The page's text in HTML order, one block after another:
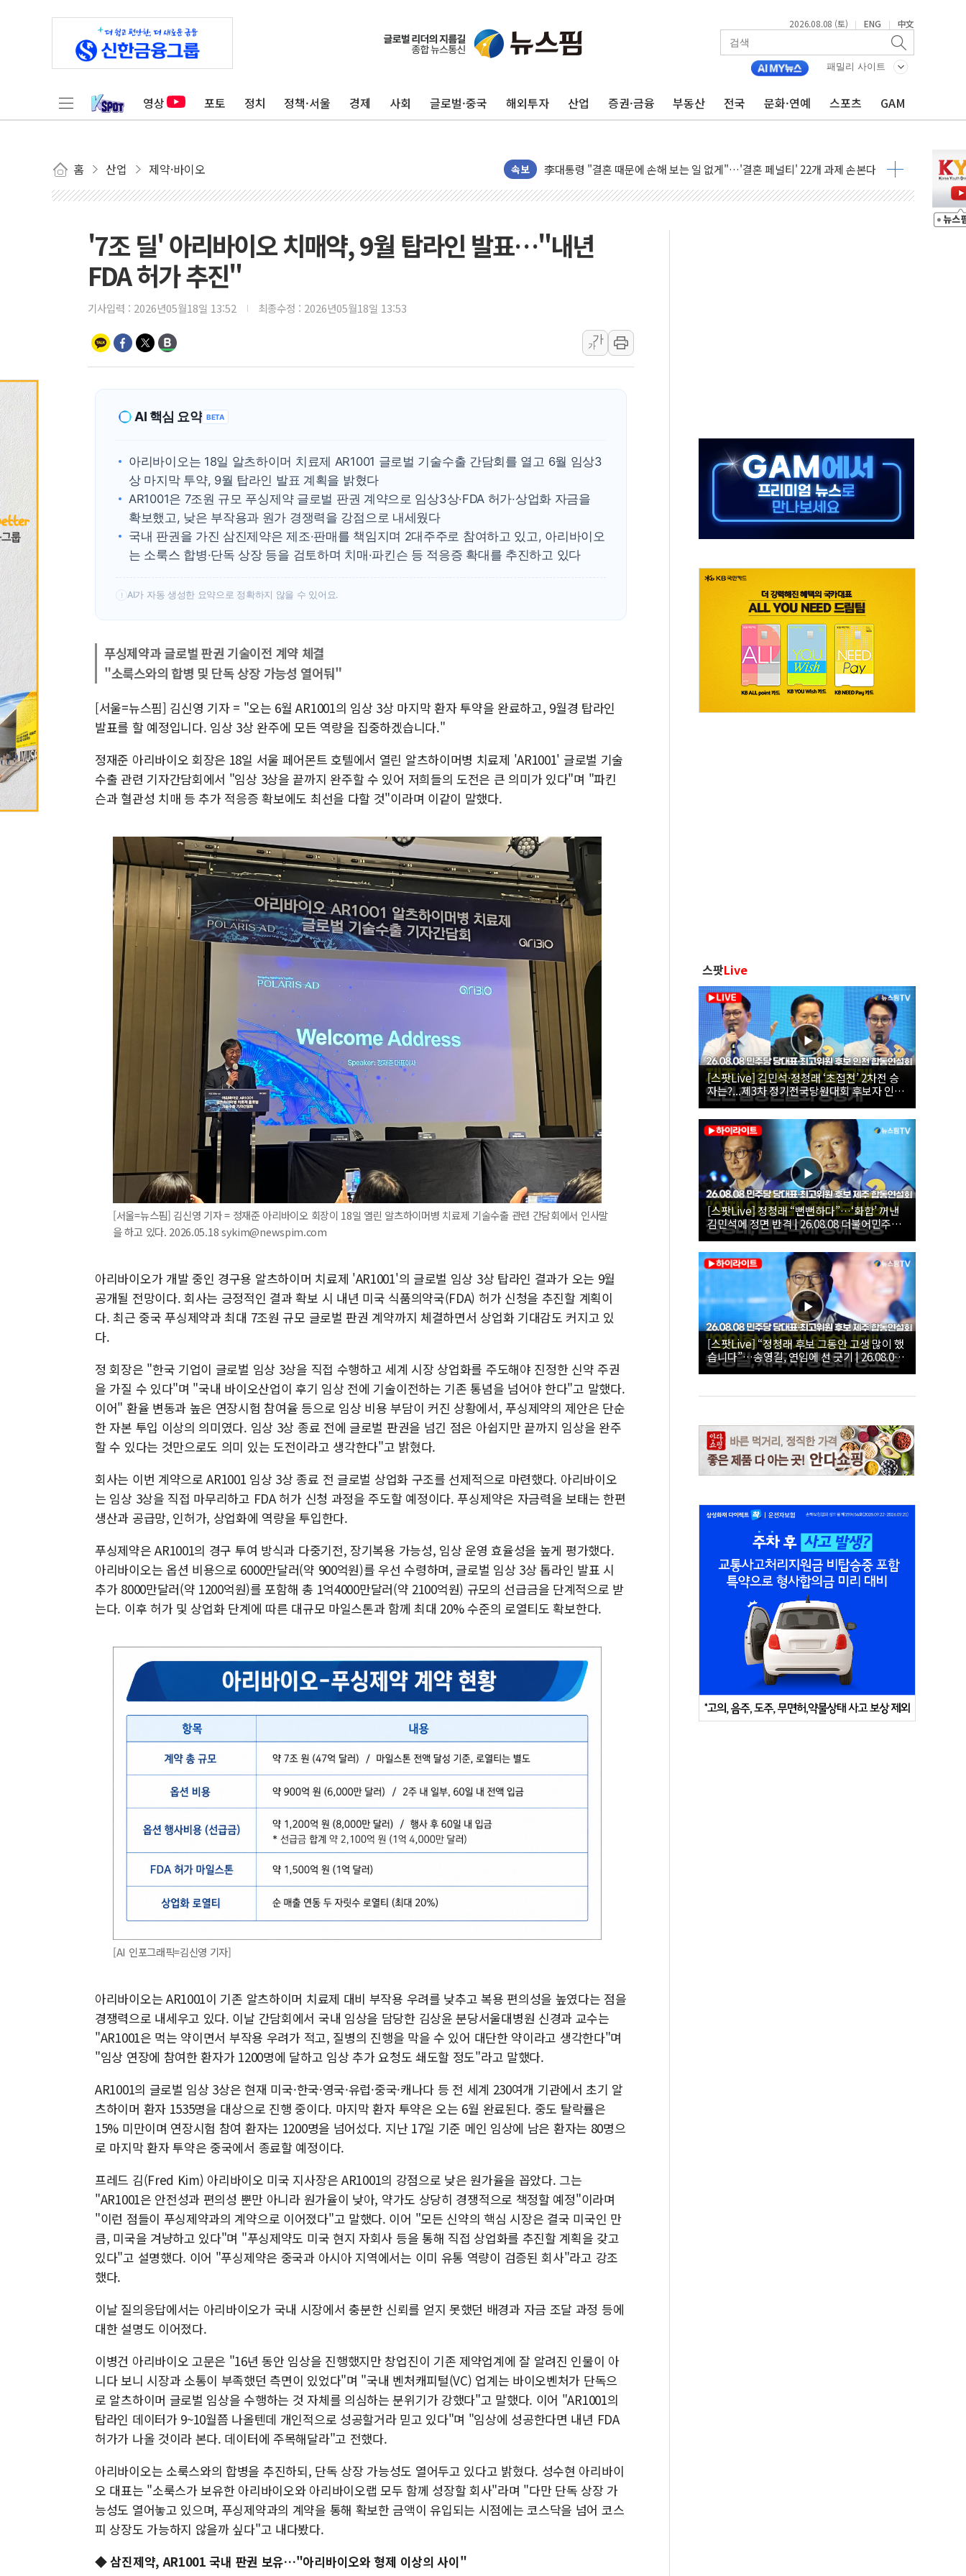
2026.08.08 (토) | ENG | 中文
패밀리 사이트
영상 포토 정치 정책·서울 경제 사회 글로벌·중국 해외투자 산업 증권·금융 부동산 전국 문화·연예 스포츠 GAM
홈 산업 제약·바이오 속보
이번주 국내 주요 금융일정(8.10~8.14)
美, 이란전 출구전략 만지작…공습 한계·탄약 부족 현실화
폐기물 수거하다 참변…60대 환경미화원 수거차에 치여 사망
서울 중랑구 주택가서 흉기 난동…60대 남성 2명 숨져
여수 오동도 인근 해상서 모터보트 전복…1명 사망·1명 실종
추미애, '위안부' 피해자 기림의 날 참석..."국제적 시민 연대로 목소리 내야"
인천서 말다툼 중 어머니 흉기 살해 10대 아들 체포
'화합' 꺼낸 김민석에 '뻔뻔' 받아친 정청래…제주 연설서 신경전 고조
中 전방위 아파트 부양, 수도 베이징도 부동산 규제 철폐
인제 용대리 계곡서 수위 상승으로 피서객 7명 고립…전원 구조
폭염에 車 운전면허 기능시험 오전 집중 편성…체감온도 38도 넘으면 중단
'7조 딜' 아리바이오 치매약, 9월 탑라인 발표…"내년
FDA 허가 추진"
기사입력 : 2026년05월18일 13:52 최종수정 : 2026년05월18일 13:53
가
가
AI 핵심 요약 BETA
아리바이오는 18일 알츠하이머 치료제 AR1001 글로벌 기술수출 간담회를 열고 6월 임상3
상 마지막 투약, 9월 탑라인 발표 계획을 밝혔다
AR1001은 7조원 규모 푸싱제약 글로벌 판권 계약으로 임상3상·FDA 허가·상업화 자금을
확보했고, 낮은 부작용과 원가 경쟁력을 강점으로 내세웠다
국내 판권을 가진 삼진제약은 제조·판매를 책임지며 2대주주로 참여하고 있고, 아리바이오
는 소룩스 합병·단독 상장 등을 검토하며 치매·파킨슨 등 적응증 확대를 추진하고 있다
! AI가 자동 생성한 요약으로 정확하지 않을 수 있어요.
푸싱제약과 글로벌 판권 기술이전 계약 체결
"소룩스와의 합병 및 단독 상장 가능성 열어둬"
[서울=뉴스핌] 김신영 기자 = "오는 6월 AR1001의 임상 3상 마지막 환자 투약을 완료하고, 9월경 탑라인
발표를 할 예정입니다. 임상 3상 완주에 모든 역량을 집중하겠습니다."
정재준 아리바이오 회장은 18일 서울 페어몬트 호텔에서 열린 알츠하이머병 치료제 'AR1001' 글로벌 기술
수출 관련 기자간담회에서 "임상 3상을 끝까지 완주할 수 있어 저희들의 도전은 큰 의미가 있다"며 "파킨
슨과 혈관성 치매 등 추가 적응증 확보에도 최선을 다할 것"이라며 이같이 말했다.
[서울=뉴스핌] 김신영 기자 = 정재준 아리바이오 회장이 18일 열린 알츠하이머병 치료제 기술수출 관련 간담회에서 인사말
을 하고 있다. 2026.05.18 sykim@newspim.com
아리바이오가 개발 중인 경구용 알츠하이머 치료제 'AR1001'의 글로벌 임상 3상 탑라인 결과가 오는 9월
공개될 전망이다. 회사는 긍정적인 결과 확보 시 내년 미국 식품의약국(FDA) 허가 신청을 추진할 계획이
다. 최근 중국 푸싱제약과 최대 7조원 규모 글로벌 판권 계약까지 체결하면서 상업화 기대감도 커지고 있
다.
정 회장은 "한국 기업이 글로벌 임상 3상을 직접 수행하고 세계 시장 상업화를 주도해야 진정한 신약 주권
을 가질 수 있다"며 "국내 바이오산업이 후기 임상 전에 기술이전하는 기존 통념을 넘어야 한다"고 말했다.
이어" 환율 변동과 높은 연장시험 참여율 등으로 임상 비용 부담이 커진 상황에서, 푸싱제약의 제안은 단순
한 자본 투입 이상의 의미였다. 임상 3상 종료 전에 글로벌 판권을 넘긴 점은 아쉽지만 끝까지 임상을 완주
할 수 있다는 것만으로도 의미 있는 도전이라고 생각한다"고 밝혔다.
회사는 이번 계약으로 AR1001 임상 3상 종료 전 글로벌 상업화 구조를 선제적으로 마련했다. 아리바이오
는 임상 3상을 직접 마무리하고 FDA 허가 신청 과정을 주도할 예정이다. 푸싱제약은 자금력을 보태는 한편
생산과 공급망, 인허가, 상업화에 역량을 투입한다.
푸싱제약은 AR1001의 경구 투여 방식과 다중기전, 장기복용 가능성, 임상 운영 효율성을 높게 평가했다.
아리바이오는 옵션 비용으로 6000만달러(약 900억원)를 우선 수령하며, 글로벌 임상 3상 톱라인 발표 시
추가 8000만달러(약 1200억원)를 포함해 총 1억4000만달러(약 2100억원) 규모의 선급금을 단계적으로 받
는다. 이후 허가 및 상업화 단계에 따른 대규모 마일스톤과 함께 최대 20% 수준의 로열티도 확보한다.
[AI 인포그래픽=김신영 기자]
아리바이오는 AR1001이 기존 알츠하이머 치료제 대비 부작용 우려를 낮추고 복용 편의성을 높였다는 점을
경쟁력으로 내세우고 있다. 이날 간담회에서 국내 임상을 담당한 김상윤 분당서울대병원 신경과 교수는
"AR1001은 먹는 약이면서 부작용 우려가 적고, 질병의 진행을 막을 수 있어 대단한 약이라고 생각한다"며
"임상 연장에 참여한 환자가 1200명에 달하고 임상 추가 요청도 쇄도할 정도"라고 말했다.
AR1001의 글로벌 임상 3상은 현재 미국·한국·영국·유럽·중국·캐나다 등 전 세계 230여개 기관에서 초기 알
츠하이머 환자 1535명을 대상으로 진행 중이다. 마지막 환자 투약은 오는 6월 완료된다. 중도 탈락률은
15% 미만이며 연장시험 참여 환자는 1200명을 넘어섰다. 지난 17일 기준 메인 임상에 남은 환자는 80명으
로 마지막 환자 투약은 중국에서 종료할 예정이다.
프레드 김(Fred Kim) 아리바이오 미국 지사장은 AR1001의 강점으로 낮은 원가율을 꼽았다. 그는
"AR1001은 안전성과 편의성 뿐만 아니라 원가율이 낮아, 약가도 상당히 경쟁적으로 책정할 예정"이라며
"이런 점들이 푸싱제약과의 계약으로 이어졌다"고 말했다. 이어 "모든 신약의 핵심 시장은 결국 미국인 만
큼, 미국을 겨냥하고 있다"며 "푸싱제약도 미국 현지 자회사 등을 통해 직접 상업화를 추진할 계획을 갖고
있다"고 설명했다. 이어 "푸싱제약은 중국과 아시아 지역에서는 이미 유통 역량이 검증된 회사"라고 강조
했다.
이날 질의응답에서는 아리바이오가 국내 시장에서 충분한 신뢰를 얻지 못했던 배경과 자금 조달 과정 등에
대한 설명도 이어졌다.
이병건 아리바이오 고문은 "16년 동안 임상을 진행했지만 창업진이 기존 제약업계에 잘 알려진 인물이 아
니다 보니 시장과 소통이 부족했던 측면이 있었다"며 "국내 벤처캐피털(VC) 업계는 바이오벤처가 단독으
로 알츠하이머 글로벌 임상을 수행하는 것 자체를 의심하는 분위기가 강했다"고 말했다. 이어 "AR1001의
탑라인 데이터가 9~10월쯤 나올텐데 개인적으로 성공할거라 믿고 있다"며 "임상에 성공한다면 내년 FDA
허가가 나올 것이라 본다. 데이터에 주목해달라"고 전했다.
아리바이오는 소룩스와의 합병을 추진하되, 단독 상장 가능성도 열어두고 있다고 밝혔다. 성수현 아리바이
오 대표는 "소룩스가 보유한 아리바이오와 아리바이오랩 모두 함께 성장할 회사"라며 "다만 단독 상장 가
능성도 열어놓고 있으며, 푸싱제약과의 계약을 통해 확보한 금액이 유입되는 시점에는 코스닥을 넘어 코스
피 상장도 가능하지 않을까 싶다"고 내다봤다.
◆ 삼진제약, AR1001 국내 판권 보유…"아리바이오와 형제 이상의 사이"
스팟Live
[스팟Live] 김민석·정청래 ‘초접전’ 2차전 승
자는?...제3차 정기전국당원대회 후보자 인천
합동연설회 생중계 | 26.08.08
[스팟Live] 정청래 “뻔뻔하다”…‘화합’ 꺼낸
김민석에 정면 반격 | 26.08.08 더불어민주당
당대표·최고위원 후보 제주 합동연설회
[스팟Live] “정청래 후보 그동안 고생 많이 했
습니다”…송영길, 연임에 선 긋기 | 26.08.08
더불어민주당 당대표·최고위원 후보 제주 합